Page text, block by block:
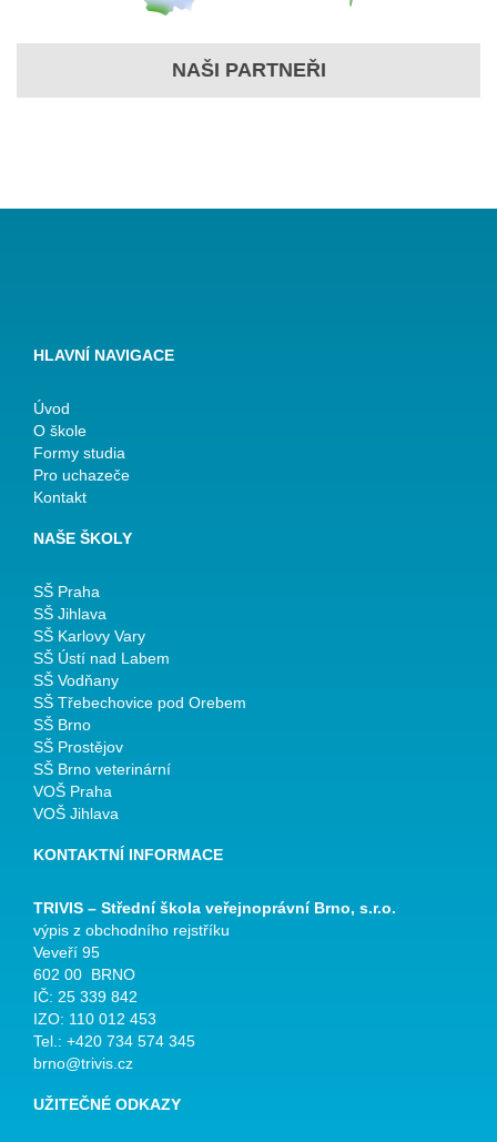
NAŠI PARTNEŘI
HLAVNÍ NAVIGACE
Úvod
O škole
Formy studia
Pro uchazeče
Kontakt
NAŠE ŠKOLY
SŠ Praha
SŠ Jihlava
SŠ Karlovy Vary
SŠ Ústí nad Labem
SŠ Vodňany
SŠ Třebechovice pod Orebem
SŠ Brno
SŠ Prostějov
SŠ Brno veterinární
VOŠ Praha
VOŠ Jihlava
KONTAKTNÍ INFORMACE
TRIVIS – Střední škola veřejnoprávní Brno, s.r.o.
výpis z obchodního rejstříku
Veveří 95
602 00 BRNO
IČ: 25 339 842
IZO: 110 012 453
Tel.: +420 734 574 345
brno@trivis.cz
UŽITEČNÉ ODKAZY